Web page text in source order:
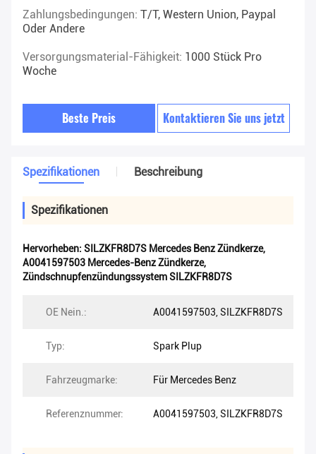
Zahlungsbedingungen: T/T, Western Union, Paypal
Oder Andere
Versorgungsmaterial-Fähigkeit: 1000 Stück Pro
Woche
Beste Preis Kontaktieren Sie uns jetzt
Spezifikationen Beschreibung
Spezifikationen
Hervorheben: SILZKFR8D7S Mercedes Benz Zündkerze,
A0041597503 Mercedes-Benz Zündkerze,
Zündschnupfenzündungssystem SILZKFR8D7S
OE Nein.: A0041597503, SILZKFR8D7S
Typ: Spark Plup
Fahrzeugmarke: Für Mercedes Benz
Referenznummer: A0041597503, SILZKFR8D7S